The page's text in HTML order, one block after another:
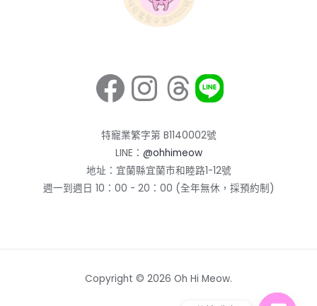
Facebook
Instagram
Threads
特寵業繁字第 B1140002號
LINE： @ohhimeow
地址：宜蘭縣宜蘭市和睦路1-12號
週一到週日 10：00 - 20：00 (全年無休，採預約制)
Copyright © 2026 Oh Hi Meow.